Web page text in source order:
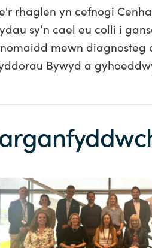
rhaglen yn cefnogi
sy’n cael eu colli i
mewn diagnosteg
Bywyd a